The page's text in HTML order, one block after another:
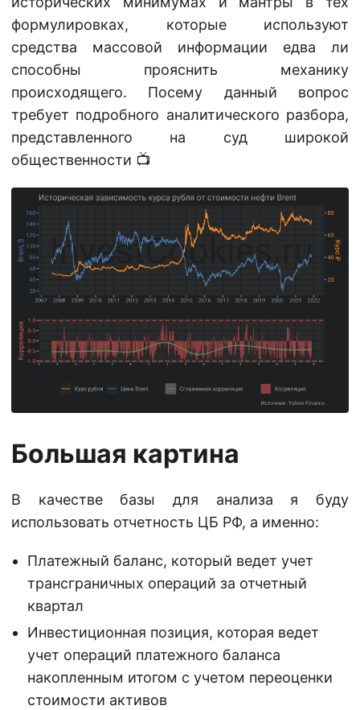
формулировках, которые используют
средства массовой информации едва ли
способны прояснить механику
происходящего. Посему данный вопрос
требует подробного аналитического разбора,
представленного на суд широкой
общественности 📺
Большая картина
В качестве базы для анализа я буду
использовать отчетность ЦБ РФ, а именно:
Платежный баланс, который ведет учет
трансграничных операций за отчетный
квартал
Инвестиционная позиция, которая ведет
учет операций платежного баланса
накопленным итогом с учетом переоценки
стоимости активов